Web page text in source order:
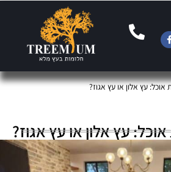
עץ אלון או עץ אגוז?
עץ אלון או עץ אגוז?